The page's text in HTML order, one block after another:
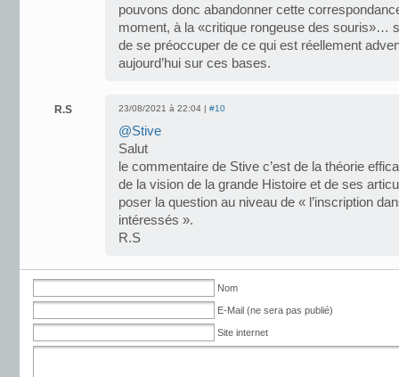
pouvons donc abandonner cette
moment, à la «critique rongeuse des souris»…
de se préoccuper de ce qui est réellement
aujourd’hui sur ces bases.
R.S 23/08/2021 à 22:04 | #10
@Stive
Salut
le commentaire de Stive c’est de la théorie
de la vision de la grande Histoire et de ses
poser la question au niveau de « l’inscription
intéressés ».
R.S
Nom
E-Mail (ne sera pas publié)
Site internet